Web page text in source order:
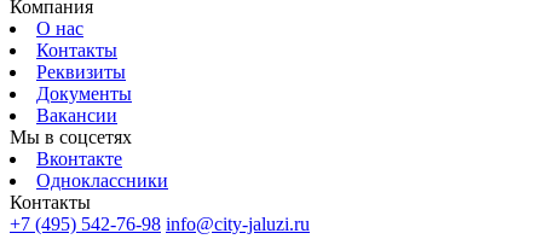
Компания
О нас
Контакты
Реквизиты
Документы
Вакансии
Мы в соцсетях
Вконтакте
Одноклассники
Контакты
+7 (495) 542-76-98 info@city-jaluzi.ru